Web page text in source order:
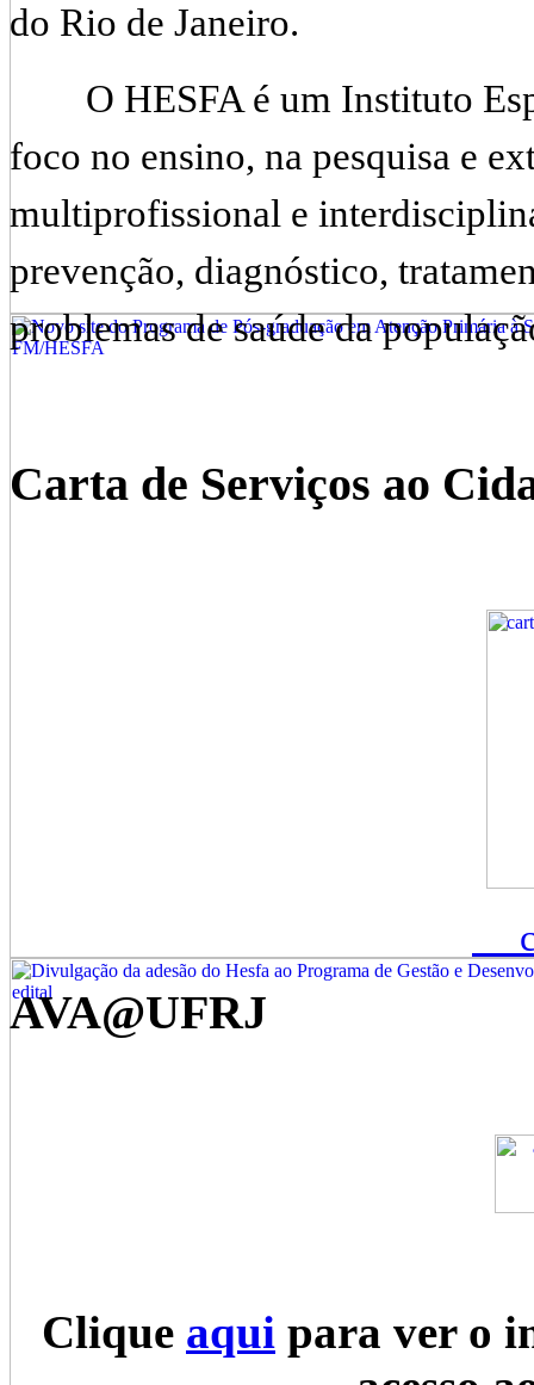
do Rio de Janeiro.
O HESFA é um Instituto
foco no ensino, na pesquisa e
multiprofissional e
prevenção, diagnóstico,
problemas de saúde da
Carta de Serviços ao
AVA@UFRJ
Clique aqui para ver o